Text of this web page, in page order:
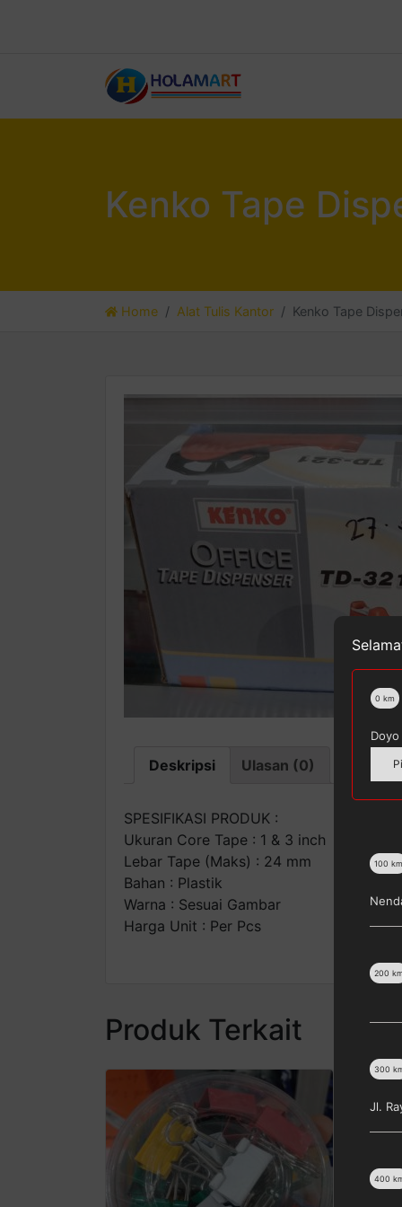
Kenko Tape
Home Alat Tulis Kantor Kenko Tape
Deskripsi Ulasan (0)
SPESIFIKASI PRODUK :
Ukuran Core Tape : 1 & 3 inch
Lebar Tape (Maks) : 24 mm
Bahan : Plastik
Warna : Sesuai Gambar
Harga Unit : Per Pcs
Produk Terkait
0 km
Doyo
100 km
200 km
300
Jl.
400